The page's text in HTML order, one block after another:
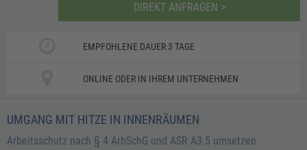
DIREKT ANFRAGEN >
EMPFOHLENE DAUER 3 TAGE
ONLINE ODER IN IHREM UNTERNEHMEN
UMGANG MIT HITZE IN INNENRÄUMEN
Arbeitsschutz nach § 4 ArbSchG und ASR A3.5 umsetzen